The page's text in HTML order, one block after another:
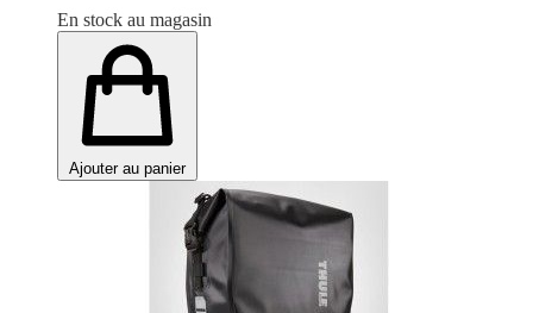
En stock au magasin
Ajouter au panier